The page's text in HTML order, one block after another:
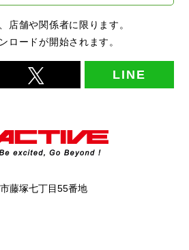
店舗や関係者に限ります。
ロードが開始されます。
LINE
藤塚七丁目55番地